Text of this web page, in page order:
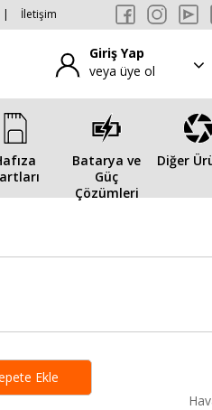
| İletişim
Giriş Yap
veya üye ol
Batarya ve
Güç
Çözümleri
Diğer
Ekle